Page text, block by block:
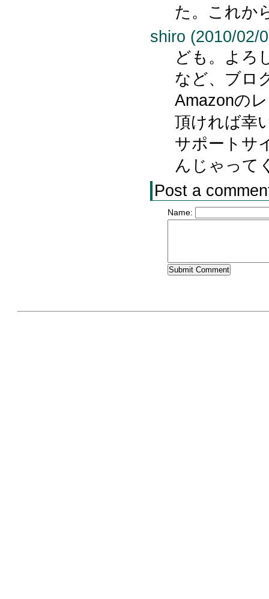
た。これか
shiro (2010/02/
ども。よろ
など、ブロ
Amazonの
頂ければ幸
サポートサ
んじゃって
Post a
Name: